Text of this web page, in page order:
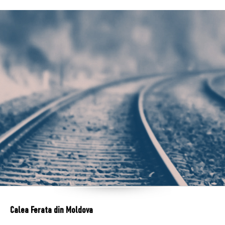
Calea Ferata din Moldova